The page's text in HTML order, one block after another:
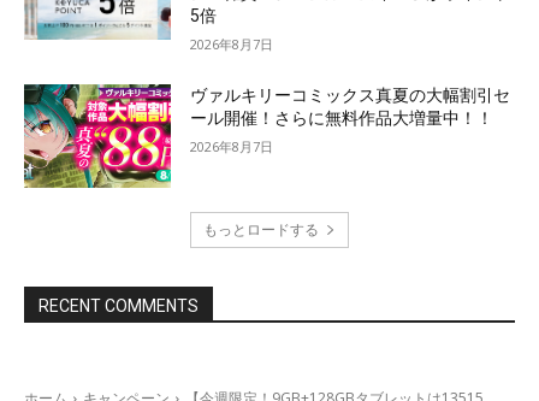
5倍
2026年8月7日
ヴァルキリーコミックス真夏の大幅割引セ
ール開催！さらに無料作品大増量中！！
2026年8月7日
もっとロードする
RECENT COMMENTS